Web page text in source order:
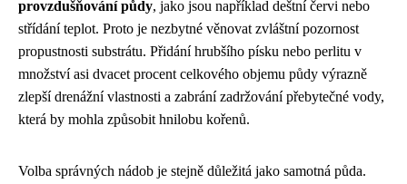
provzdušňování půdy, jako jsou například deštní červi nebo
střídání teplot. Proto je nezbytné věnovat zvláštní pozornost
propustnosti substrátu. Přidání hrubšího písku nebo perlitu v
množství asi dvacet procent celkového objemu půdy výrazně
zlepší drenážní vlastnosti a zabrání zadržování přebytečné vody,
která by mohla způsobit hnilobu kořenů.
Volba správných nádob je stejně důležitá jako samotná půda.